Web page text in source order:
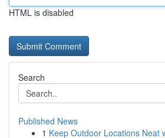
HTML is disabled
Search
Published News
1 Keep Outdoor Locations Neat